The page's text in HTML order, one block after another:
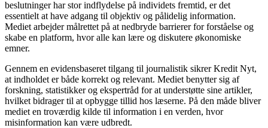
beslutninger har stor indflydelse på individets fremtid, er det
essentielt at have adgang til objektiv og pålidelig information.
Mediet arbejder målrettet på at nedbryde barrierer for forståelse og
skabe en platform, hvor alle kan lære og diskutere økonomiske
emner.
Gennem en evidensbaseret tilgang til journalistik sikrer Kredit Nyt,
at indholdet er både korrekt og relevant. Mediet benytter sig af
forskning, statistikker og ekspertråd for at understøtte sine artikler,
hvilket bidrager til at opbygge tillid hos læserne. På den måde bliver
mediet en troværdig kilde til information i en verden, hvor
misinformation kan være udbredt.